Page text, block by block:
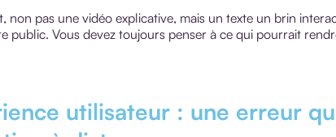
non pas une vidéo explicative, mais un texte un brin
public. Vous devez toujours penser à ce qui pourrait
utilisateur : une erreur